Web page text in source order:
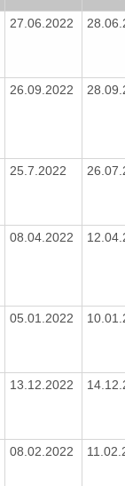
27.06.2022
26.09.2022
25.7.2022
08.04.2022
05.01.2022
13.12.2022
08.02.2022